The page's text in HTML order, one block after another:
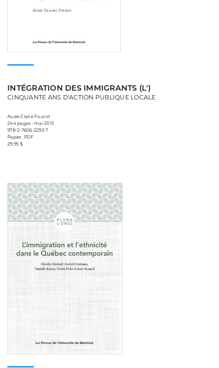
INTÉGRATION DES IMMIGRANTS (L')
CINQUANTE ANS D'ACTION PUBLIQUE LOCALE
Aude-Claire Fourot
244 pages • mai 2013
978-2-7606-2293-7
Papier, PDF
29,95 $